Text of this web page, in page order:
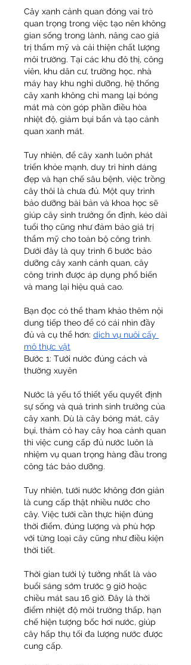
Cây xanh cảnh quan đóng vai trò
quan trọng trong việc tạo nên không
gian sống trong lành, nâng cao giá
trị thẩm mỹ và cải thiện chất lượng
môi trường. Tại các khu đô thị, công
viên, khu dân cư, trường học, nhà
máy hay khu nghỉ dưỡng, hệ thống
cây xanh không chỉ mang lại bóng
mát mà còn góp phần điều hòa
nhiệt độ, giảm bụi bẩn và tạo cảnh
quan xanh mát.
Tuy nhiên, để cây xanh luôn phát
triển khỏe mạnh, duy trì hình dáng
đẹp và hạn chế sâu bệnh, việc trồng
cây thôi là chưa đủ. Một quy trình
bảo dưỡng bài bản và khoa học sẽ
giúp cây sinh trưởng ổn định, kéo dài
tuổi thọ cũng như đảm bảo giá trị
thẩm mỹ cho toàn bộ công trình.
Dưới đây là quy trình 6 bước bảo
dưỡng cây xanh cảnh quan, cây
công trình được áp dụng phổ biến
và mang lại hiệu quả cao.
Bạn đọc có thể tham khảo thêm nội
dung tiếp theo để có cái nhìn đầy
đủ và cụ thể hơn: dịch vụ nuôi cấy
mô thực vật
Bước 1: Tưới nước đúng cách và
thường xuyên
Nước là yếu tố thiết yếu quyết định
sự sống và quá trình sinh trưởng của
cây xanh. Dù là cây bóng mát, cây
bụi, thảm cỏ hay cây hoa cảnh quan
thì việc cung cấp đủ nước luôn là
nhiệm vụ quan trọng hàng đầu trong
công tác bảo dưỡng.
Tuy nhiên, tưới nước không đơn giản
là cung cấp thật nhiều nước cho
cây. Việc tưới cần thực hiện đúng
thời điểm, đúng lượng và phù hợp
với từng loại cây cũng như điều kiện
thời tiết.
Thời gian tưới lý tưởng nhất là vào
buổi sáng sớm trước 9 giờ hoặc
chiều mát sau 16 giờ. Đây là thời
điểm nhiệt độ môi trường thấp, hạn
chế hiện tượng bốc hơi nước, giúp
cây hấp thụ tối đa lượng nước được
cung cấp.